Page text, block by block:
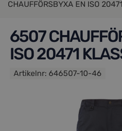
CHAUFFÖRSBYXA EN ISO
6507
ISO 20471
Artikelnr: 646507-10-46